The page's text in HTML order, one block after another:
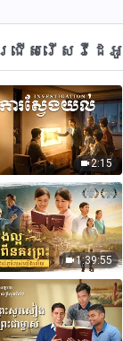
ើសរើសវីដេអូ
2:15
1:39:55